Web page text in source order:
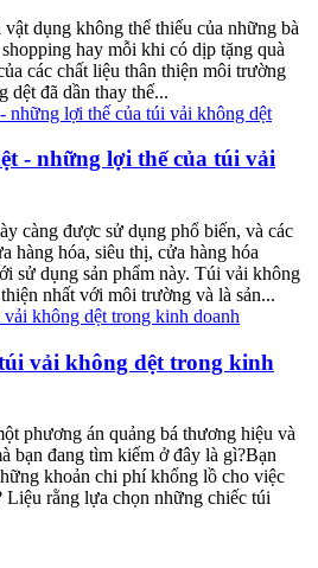
dụng không thể thiếu của những bà
hay mỗi khi có dịp tặng quà
các chất liệu thân thiện môi trường
dệt đã dần thay thế...
- những lợi thế của túi vải
càng được sử dụng phổ biến, và các
hàng hóa, siêu thị, cửa hàng hóa
sử dụng sản phẩm này. Túi vải không
nhất với môi trường và là sản...
vải không dệt trong kinh
phương án quảng bá thương hiệu và
bạn đang tìm kiếm ở đây là gì?Bạn
khoản chi phí khổng lồ cho việc
Liệu rằng lựa chọn những chiếc túi